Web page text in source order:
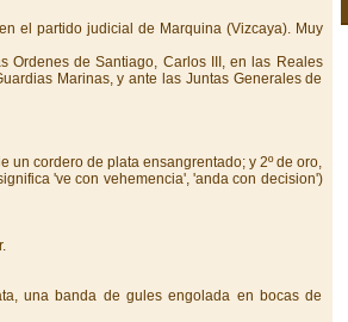
el partido judicial de Marquina (Vizcaya). Muy
Ordenes de Santiago, Carlos III, en las Reales
Marinas, y ante las Juntas Generales de
un cordero de plata ensangrentado; y 2º de oro,
've con vehemencia', 'anda con decision')
una banda de gules engolada en bocas de